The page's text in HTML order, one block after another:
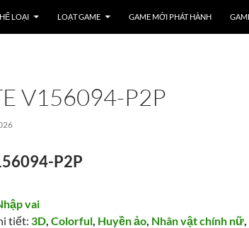
LOẠI LOẠT GAME GAME MỚI PHÁT HÀNH
V156094-P2P
P2P
vai
tiết: 3D,Colorful, Huyền ảo, Nhân vật chính nữ,